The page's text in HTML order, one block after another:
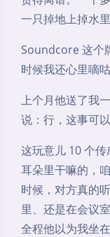
一只掉地上掉水
Soundcore 这个
时候我还心里嘀
上个月他送了我
说：行，这事可以
这玩意儿 10 个
耳朵里干嘛的，
时候，对方真的
里、还是在会议
全程他以为我坐在